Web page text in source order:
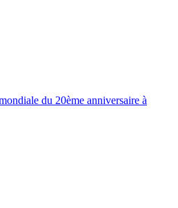
du 20ème anniversaire à